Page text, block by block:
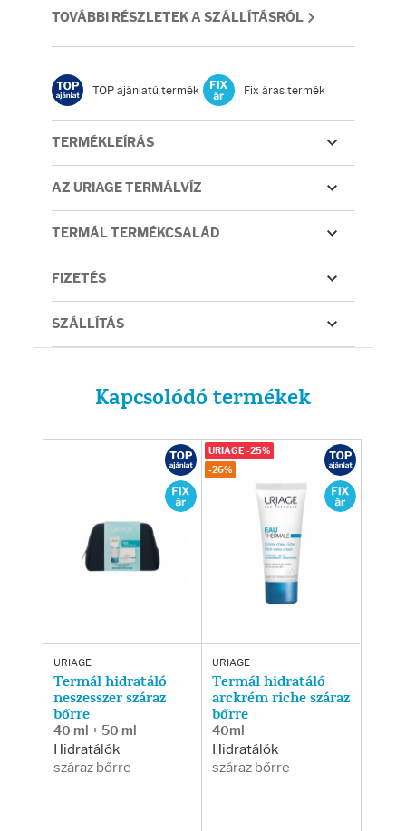
TOVÁBBI RÉSZLETEK A SZÁLLÍTÁSRÓL
TOP ajánlatú termék Fix áras termék
TERMÉKLEÍRÁS
AZ URIAGE TERMÁLVÍZ
TERMÁL TERMÉKCSALÁD
FIZETÉS
SZÁLLÍTÁS
Kapcsolódó termékek
URIAGE
Termál hidratáló
neszesszer száraz
bőrre
40 ml + 50 ml
Hidratálók
száraz bőrre
URIAGE
Termál hidratáló
arckrém riche száraz
bőrre
40ml
Hidratálók
száraz bőrre
URIAGE -25%
-26%
Fényvédelem
Napozás előtt
Napozás után
AZ ÖSSZES TERMÉK